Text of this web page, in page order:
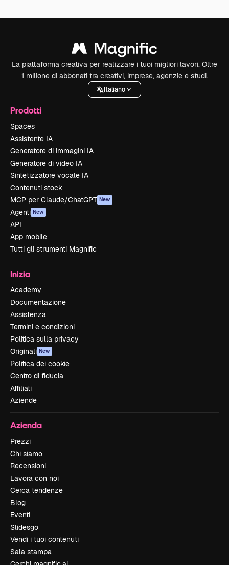
La piattaforma creativa per realizzare i tuoi migliori lavori. Oltre
1 milione di abbonati tra creativi, imprese, agenzie e studi.
Italiano
Prodotti
Spaces
Assistente IA
Generatore di immagini IA
Generatore di video IA
Sintetizzatore vocale IA
Contenuti stock
MCP per Claude/ChatGPT New
Agenti New
API
App mobile
Tutti gli strumenti Magnific
Inizia
Academy
Documentazione
Assistenza
Termini e condizioni
Politica sulla privacy
Originali New
Politica dei cookie
Centro di fiducia
Affiliati
Aziende
Azienda
Prezzi
Chi siamo
Recensioni
Lavora con noi
Cerca tendenze
Blog
Eventi
Slidesgo
Vendi i tuoi contenuti
Sala stampa